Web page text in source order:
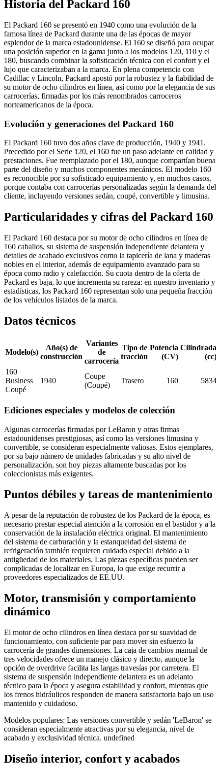
Historia del Packard 160
El Packard 160 se presentó en 1940 como una evolución de la
famosa línea de Packard durante una de las épocas de mayor
esplendor de la marca estadounidense. El 160 se diseñó para ocupar
una posición superior en la gama junto a los modelos 120, 110 y el
180, buscando combinar la sofisticación técnica con el confort y el
lujo que caracterizaban a la marca. En plena competencia con
Cadillac y Lincoln, Packard apostó por la robustez y la fiabilidad de
su motor de ocho cilindros en línea, así como por la elegancia de sus
carrocerías, firmadas por los más renombrados carroceros
norteamericanos de la época.
Evolución y generaciones del Packard 160
El Packard 160 tuvo dos años clave de producción, 1940 y 1941.
Precedido por el Serie 120, el 160 fue un paso adelante en calidad y
prestaciones. Fue reemplazado por el 180, aunque compartían buena
parte del diseño y muchos componentes mecánicos. El modelo 160
es reconocible por su sofisticado equipamiento y, en muchos casos,
porque contaba con carrocerías personalizadas según la demanda del
cliente, incluyendo versiones sedán, coupé, convertible y limusina.
Particularidades y cifras del Packard 160
El Packard 160 destaca por su motor de ocho cilindros en línea de
160 caballos, su sistema de suspensión independiente delantera y
detalles de acabado exclusivos como la tapicería de lana y maderas
nobles en el interior, además de equipamiento avanzado para su
época como radio y calefacción. Su cuota dentro de la oferta de
Packard es baja, lo que incrementa su rareza: en nuestro inventario y
estadísticas, los Packard 160 representan solo una pequeña fracción
de los vehículos listados de la marca.
Datos técnicos
Modelo(s)
Año(s) de
construcción
Variantes
de
carrocería
Tipo de
tracción
Potencia
(CV)
Cilindrada
(cc)
160
Business
Coupé
1940
Coupe
(Coupé)
Trasero 160 5834
Ediciones especiales y modelos de colección
Algunas carrocerías firmadas por LeBaron y otras firmas
estadounidenses prestigiosas, así como las versiones limusina y
convertible, se consideran especialmente valiosas. Estos ejemplares,
por su bajo número de unidades fabricadas y su alto nivel de
personalización, son hoy piezas altamente buscadas por los
coleccionistas más exigentes.
Puntos débiles y tareas de mantenimiento
A pesar de la reputación de robustez de los Packard de la época, es
necesario prestar especial atención a la corrosión en el bastidor y a la
conservación de la instalación eléctrica original. El mantenimiento
del sistema de carburación y la estanqueidad del sistema de
refrigeración también requieren cuidado especial debido a la
antigüedad de los materiales. Las piezas específicas pueden ser
complicadas de localizar en Europa, lo que exige recurrir a
proveedores especializados de EE.UU.
Motor, transmisión y comportamiento
dinámico
El motor de ocho cilindros en línea destaca por su suavidad de
funcionamiento, con suficiente par para mover sin esfuerzo la
carrocería de grandes dimensiones. La caja de cambios manual de
tres velocidades ofrece un manejo clásico y directo, aunque la
opción de overdrive facilita las largas travesías por carretera. El
sistema de suspensión independiente delantera es un adelanto
técnico para la época y asegura estabilidad y confort, mientras que
los frenos hidráulicos responden de manera satisfactoria bajo un uso
mantenido y cuidadoso.
Modelos populares: Las versiones convertible y sedán 'LeBaron' se
consideran especialmente atractivas por su elegancia, nivel de
acabado y exclusividad técnica. undefined
Diseño interior, confort y acabados